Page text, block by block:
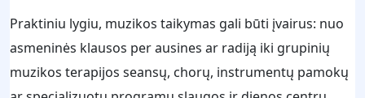
Praktiniu lygiu, muzikos taikymas gali būti įvairus: nuo
asmeninės klausos per ausines ar radiją iki grupinių
muzikos terapijos seansų, chorų, instrumentų pamokų